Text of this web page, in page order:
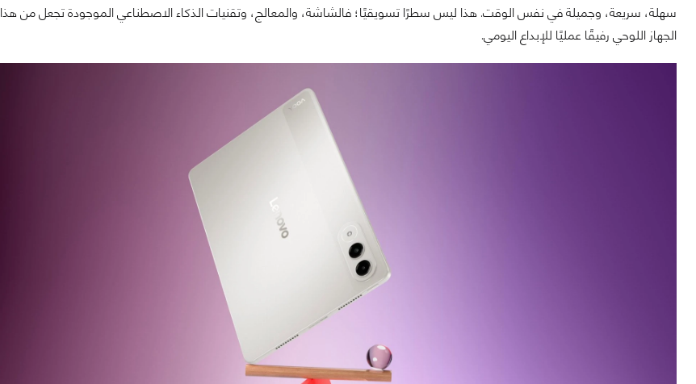
سهلة، سريعة، وجميلة في نفس الوقت. هذا ليس سطرًا تسويقيًا؛ فالشاشة، والمعالج، وتقنيات الذكاء الاصطناعي الموجودة تجعل من هذا
الجهاز اللوحي رفيقًا عمليًا للإبداع اليومي.